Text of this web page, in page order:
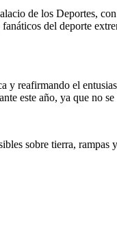
de los Deportes,
del deporte
reafirmando el
este año, ya que no
sobre tierra, rampas